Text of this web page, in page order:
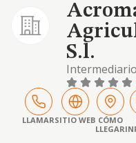
S.l.
primas
primas
comercio al
comercio al
en rama,
LLAMARSITIO WEB CÓMO
LLEGAR